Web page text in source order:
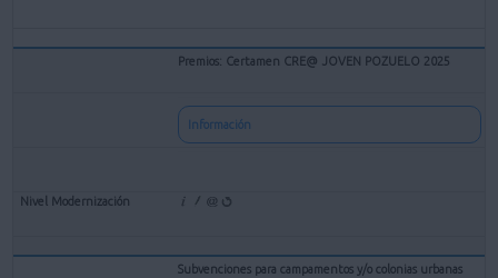
Premios: Certamen CRE@ JOVEN POZUELO 2025
Información
Subvenciones para campamentos y/o colonias urbanas